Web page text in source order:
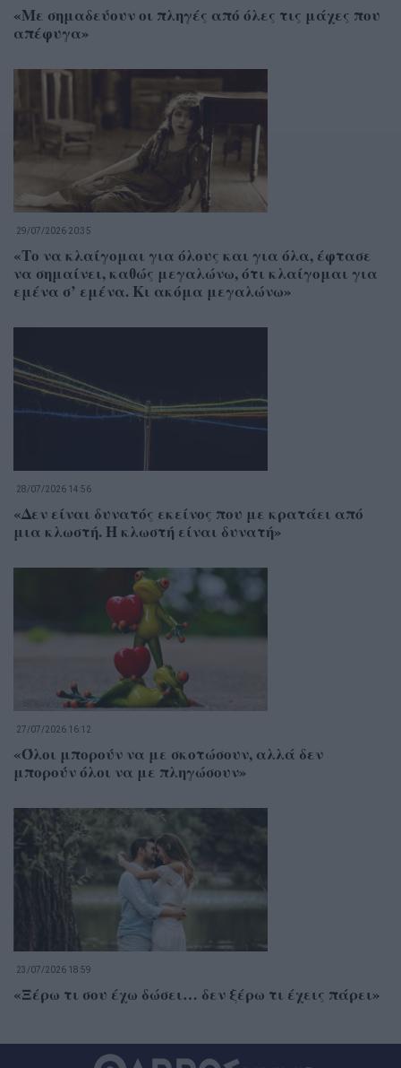
«Με σημαδεύουν οι πληγές από όλες τις μάχες που
απέφυγα»
29/07/2026 20:35
«Το να κλαίγομαι για όλους και για όλα, έφτασε
να σημαίνει, καθώς μεγαλώνω, ότι κλαίγομαι για
εμένα σ’ εμένα. Κι ακόμα μεγαλώνω»
28/07/2026 14:56
«Δεν είναι δυνατός εκείνος που με κρατάει από
μια κλωστή. Η κλωστή είναι δυνατή»
27/07/2026 16:12
«Όλοι μπορούν να με σκοτώσουν, αλλά δεν
μπορούν όλοι να με πληγώσουν»
23/07/2026 18:59
«Ξέρω τι σου έχω δώσει… δεν ξέρω τι έχεις πάρει»